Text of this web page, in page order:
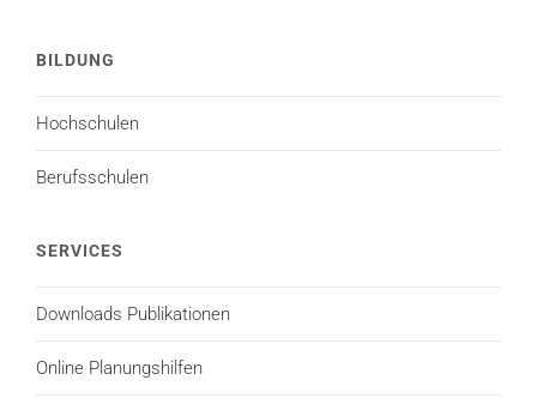
BILDUNG
Hochschulen
Berufsschulen
SERVICES
Downloads Publikationen
Online Planungshilfen